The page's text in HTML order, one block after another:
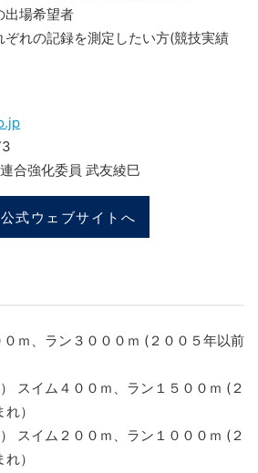
場希望者
れの記録を測定したい方(競技実績
合強化委員 武友綾巳
式ウェブサイトへ
ｍ、ラン３０００ｍ (２００５年以前
スイム４００ｍ、ラン１５００ｍ (２
）
スイム２００ｍ、ラン１０００ｍ (２
）